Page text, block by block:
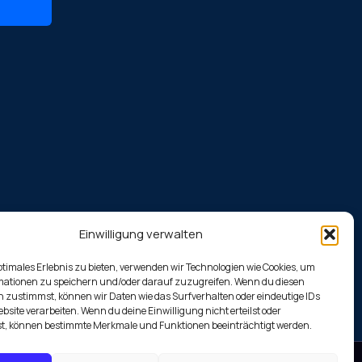
Einwilligung verwalten
Erlebnis zu bieten, verwenden wir Technologien wie Cookies, um
zu speichern und/oder darauf zuzugreifen. Wenn du diesen
zustimmst, können wir Daten wie das Surfverhalten oder eindeutige IDs
verarbeiten. Wenn du deine Einwilligung nicht erteilst oder
können bestimmte Merkmale und Funktionen beeinträchtigt werden.